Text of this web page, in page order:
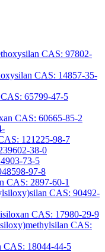
CAS: 97802-
CAS: 14857-35-
65799-47-5
CAS: 60665-85-2
121225-98-7
38-0
73-5
97-8
CAS: 2897-60-1
CAS: 90492-
CAS: 17980-29-9
CAS:
CAS: 18044-44-5